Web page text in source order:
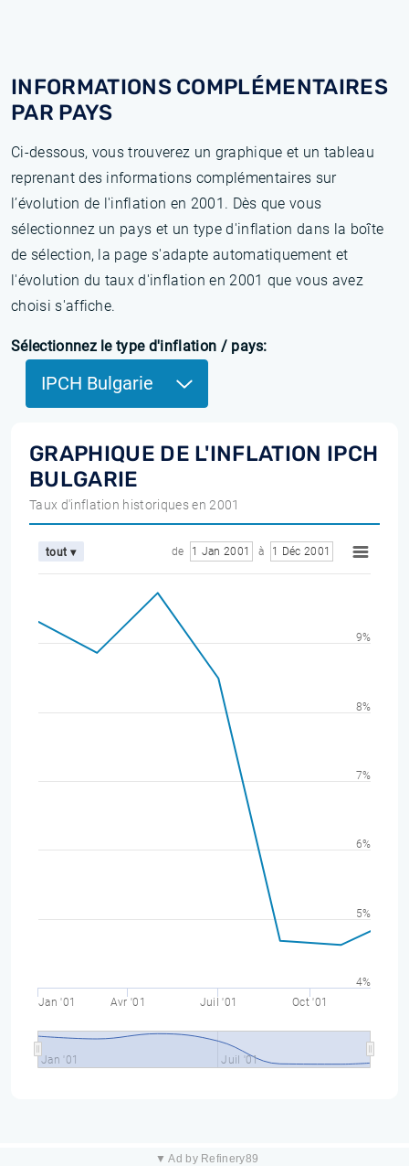
INFORMATIONS COMPLÉMENTAIRES
PAR PAYS
Ci-dessous, vous trouverez un graphique et un tableau
reprenant des informations complémentaires sur
l’évolution de l'inflation en 2001. Dès que vous
sélectionnez un pays et un type d'inflation dans la boîte
de sélection, la page s'adapte automatiquement et
l'évolution du taux d'inflation en 2001 que vous avez
choisi s'affiche.
Sélectionnez le type d'inflation / pays:
IPCH Bulgarie
GRAPHIQUE DE L'INFLATION IPCH
BULGARIE
Taux d'inflation historiques en 2001
tout ▾ de 1 Jan 2001 à 1 Déc 2001
Jan '01 Avr '01 Juil '01 Oct '01
Jan '01 Juil '01
4%
5%
6%
7%
8%
9%
▼ Ad by Refinery89